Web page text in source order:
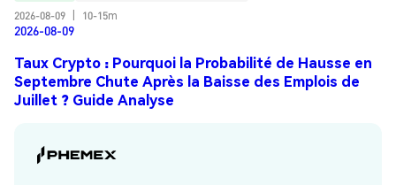
2026-08-09
10-15m
2026-08-09
Taux Crypto : Pourquoi la Probabilité de Hausse en
Septembre Chute Après la Baisse des Emplois de
Juillet ? Guide Analyse